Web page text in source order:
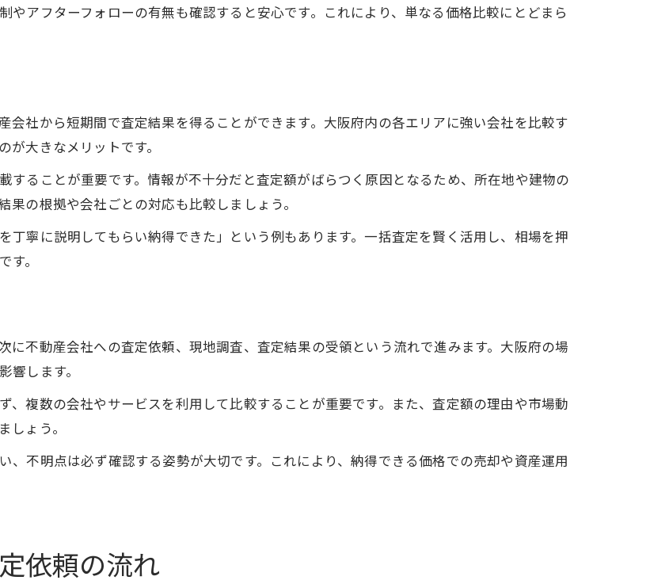
査定と訪問査定の違いを徹底分析
査定方法別の活用シーンと注意点
不動産建物 査定大阪府での事例紹介
やアフターフォローの有無も確認すると安心です。これにより、単なる価格比較にとどまら
社から短期間で査定結果を得ることができます。大阪府内の各エリアに強い会社を比較す
大きなメリットです。
ることが重要です。情報が不十分だと査定額がばらつく原因となるため、所在地や建物の
の根拠や会社ごとの対応も比較しましょう。
寧に説明してもらい納得できた」という例もあります。一括査定を賢く活用し、相場を押
。
に不動産会社への査定依頼、現地調査、査定結果の受領という流れで進みます。大阪府の場
します。
複数の会社やサービスを利用して比較することが重要です。また、査定額の理由や市場動
ょう。
不明点は必ず確認する姿勢が大切です。これにより、納得できる価格での売却や資産運用
依頼の流れ